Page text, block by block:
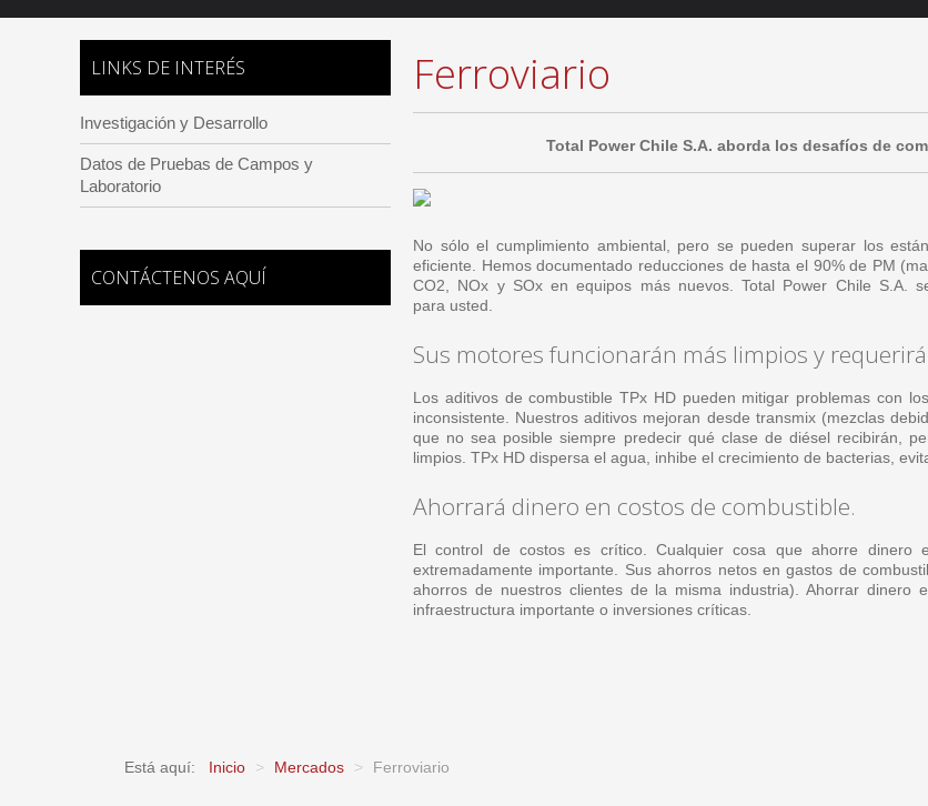
Ferroviario
Total Power Chile S.A. aborda los desafíos de
No sólo el cumplimiento ambiental, pero se pueden superar los
eficiente. Hemos documentado reducciones de hasta el 90% de PM
CO2, NOx y SOx en equipos más nuevos. Total Power Chile S.A.
para usted.
Sus motores funcionarán más limpios y
Los aditivos de combustible TPx HD pueden mitigar problemas con
inconsistente. Nuestros aditivos mejoran desde transmix (mezclas
que no sea posible siempre predecir qué clase de diésel recibirán,
limpios. TPx HD dispersa el agua, inhibe el crecimiento de bacterias,
Ahorrará dinero en costos de combustible.
El control de costos es crítico. Cualquier cosa que ahorre dinero
extremadamente importante. Sus ahorros netos en gastos de
ahorros de nuestros clientes de la misma industria). Ahorrar
infraestructura importante o inversiones críticas.
LINKS DE INTERÉS
Investigación y Desarrollo
Datos de Pruebas de Campos y
Laboratorio
CONTÁCTENOS AQUÍ
Está aquí: Inicio > Mercados > Ferroviario